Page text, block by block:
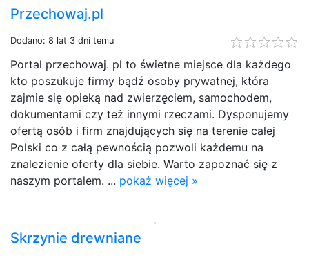
Przechowaj.pl
Dodano: 8 lat 3 dni temu
Portal przechowaj. pl to świetne miejsce dla każdego
kto poszukuje firmy bądź osoby prywatnej, która
zajmie się opieką nad zwierzęciem, samochodem,
dokumentami czy też innymi rzeczami. Dysponujemy
ofertą osób i firm znajdujących się na terenie całej
Polski co z całą pewnością pozwoli każdemu na
znalezienie oferty dla siebie. Warto zapoznać się z
naszym portalem. ... pokaż więcej »
Skrzynie drewniane